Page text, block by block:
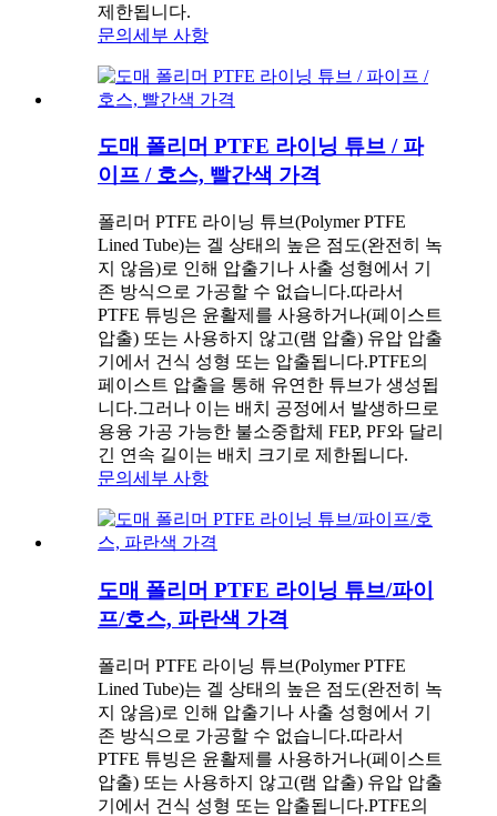
제한됩니다.
문의 세부 사항
도매 폴리머 PTFE 라이닝 튜브 / 파
이프 / 호스, 빨간색 가격
폴리머 PTFE 라이닝 튜브(Polymer PTFE
Lined Tube)는 겔 상태의 높은 점도(완전히 녹
지 않음)로 인해 압출기나 사출 성형에서 기
존 방식으로 가공할 수 없습니다.따라서
PTFE 튜빙은 윤활제를 사용하거나(페이스트
압출) 또는 사용하지 않고(램 압출) 유압 압출
기에서 건식 성형 또는 압출됩니다.PTFE의
페이스트 압출을 통해 유연한 튜브가 생성됩
니다.그러나 이는 배치 공정에서 발생하므로
용융 가공 가능한 불소중합체 FEP, PF와 달리
긴 연속 길이는 배치 크기로 제한됩니다.
문의 세부 사항
도매 폴리머 PTFE 라이닝 튜브/파이
프/호스, 파란색 가격
폴리머 PTFE 라이닝 튜브(Polymer PTFE
Lined Tube)는 겔 상태의 높은 점도(완전히 녹
지 않음)로 인해 압출기나 사출 성형에서 기
존 방식으로 가공할 수 없습니다.따라서
PTFE 튜빙은 윤활제를 사용하거나(페이스트
압출) 또는 사용하지 않고(램 압출) 유압 압출
기에서 건식 성형 또는 압출됩니다.PTFE의